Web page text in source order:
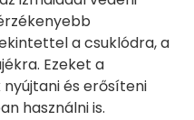
a csuklódra, a
Ezeket a
és erősíteni
használni is.